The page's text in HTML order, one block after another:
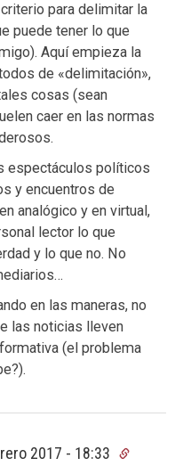
para delimitar la
puede tener lo que
Aquí empieza la
de «delimitación»,
cosas (sean
caer en las normas
espectáculos políticos
y encuentros de
analógico y en virtual,
lector lo que
y lo que no. No
en las maneras, no
las noticias lleven
(el problema
2017 - 18:33